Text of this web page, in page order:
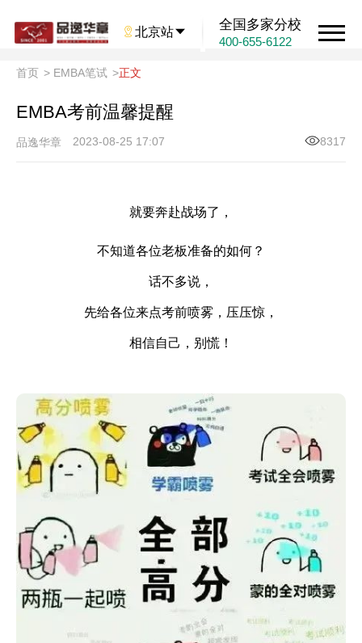
北京站 全国多家分校
400-655-6122
首页 > EMBA笔试 >正文
EMBA考前温馨提醒
品逸华章 2023-08-25 17:07 8317
就要奔赴战场了，
不知道各位老板准备的如何？
话不多说，
先给各位来点考前喷雾，压压惊，
相信自己，别慌！